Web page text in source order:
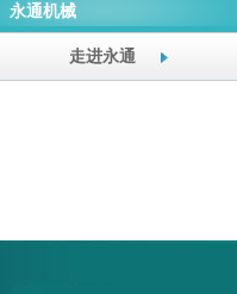
永通机械
走进永通